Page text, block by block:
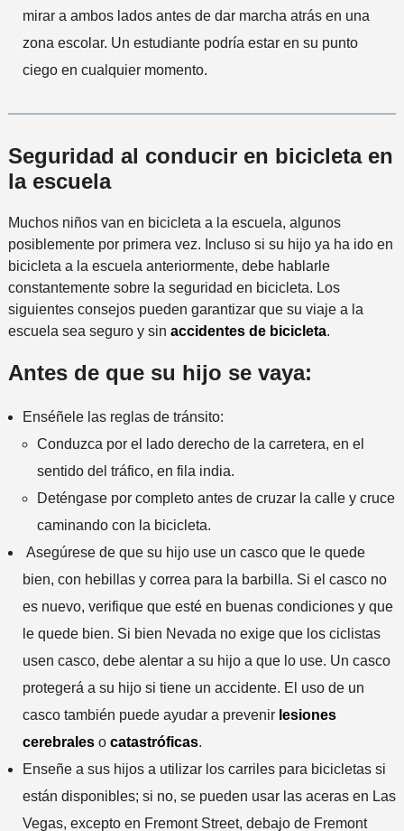
mirar a ambos lados antes de dar marcha atrás en una
zona escolar. Un estudiante podría estar en su punto
ciego en cualquier momento.
Seguridad al conducir en bicicleta en
la escuela
Muchos niños van en bicicleta a la escuela, algunos
posiblemente por primera vez. Incluso si su hijo ya ha ido en
bicicleta a la escuela anteriormente, debe hablarle
constantemente sobre la seguridad en bicicleta. Los
siguientes consejos pueden garantizar que su viaje a la
escuela sea seguro y sin accidentes de bicicleta.
Antes de que su hijo se vaya:
Enséñele las reglas de tránsito:
Conduzca por el lado derecho de la carretera, en el
sentido del tráfico, en fila india.
Deténgase por completo antes de cruzar la calle y cruce
caminando con la bicicleta.
Asegúrese de que su hijo use un casco que le quede
bien, con hebillas y correa para la barbilla. Si el casco no
es nuevo, verifique que esté en buenas condiciones y que
le quede bien. Si bien Nevada no exige que los ciclistas
usen casco, debe alentar a su hijo a que lo use. Un casco
protegerá a su hijo si tiene un accidente. El uso de un
casco también puede ayudar a prevenir lesiones
cerebraleso catastróficas.
Enseñe a sus hijos a utilizar los carriles para bicicletas si
están disponibles; si no, se pueden usar las aceras en Las
Vegas, excepto en Fremont Street, debajo de Fremont